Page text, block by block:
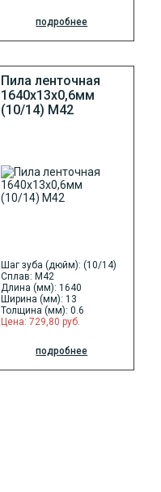
подробнее
Пила ленточная
1640х13х0,6мм
(10/14) М42
Шаг зуба (дюйм): (10/14)
Сплав: M42
Длина (мм): 1640
Ширина (мм): 13
Толщина (мм): 0.6
Цена: 729,80 руб.
подробнее